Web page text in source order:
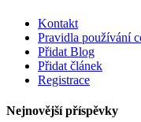
Kontakt
Pravidla používání
Přidat Blog
Přidat článek
Registrace
Nejnovější příspěvky